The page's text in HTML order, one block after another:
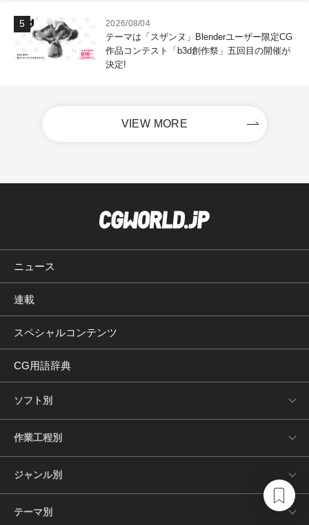
2026/08/04
テーマは「スザンヌ」Blenderユーザー限定CG
作品コンテスト「b3d創作祭」五回目の開催が
決定!
VIEW MORE
ニュース
連載
スペシャルコンテンツ
CG用語辞典
ソフト別
作業工程別
ジャンル別
テーマ別